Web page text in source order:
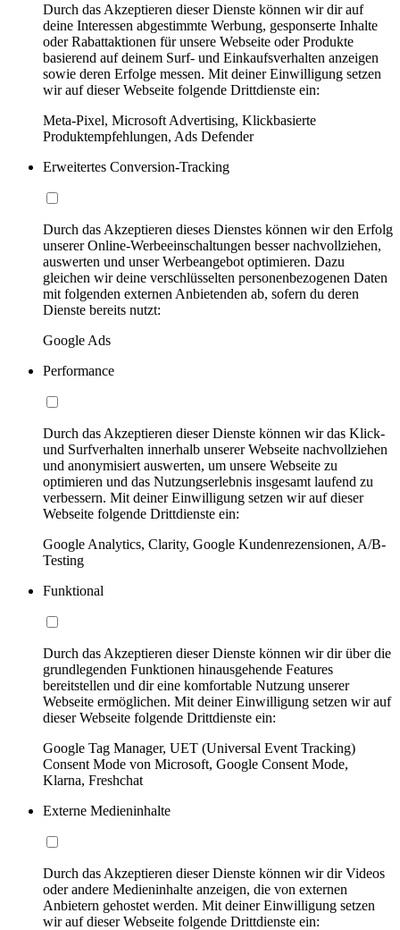
Durch das Akzeptieren dieser Dienste können wir dir auf
deine Interessen abgestimmte Werbung, gesponserte Inhalte
oder Rabattaktionen für unsere Webseite oder Produkte
basierend auf deinem Surf- und Einkaufsverhalten anzeigen
sowie deren Erfolge messen. Mit deiner Einwilligung setzen
wir auf dieser Webseite folgende Drittdienste ein:
Meta-Pixel, Microsoft Advertising, Klickbasierte
Produktempfehlungen, Ads Defender
Erweitertes Conversion-Tracking
Durch das Akzeptieren dieses Dienstes können wir den Erfolg
unserer Online-Werbeeinschaltungen besser nachvollziehen,
auswerten und unser Werbeangebot optimieren. Dazu
gleichen wir deine verschlüsselten personenbezogenen Daten
mit folgenden externen Anbietenden ab, sofern du deren
Dienste bereits nutzt:
Google Ads
Performance
Durch das Akzeptieren dieser Dienste können wir das Klick-
und Surfverhalten innerhalb unserer Webseite nachvollziehen
und anonymisiert auswerten, um unsere Webseite zu
optimieren und das Nutzungserlebnis insgesamt laufend zu
verbessern. Mit deiner Einwilligung setzen wir auf dieser
Webseite folgende Drittdienste ein:
Google Analytics, Clarity, Google Kundenrezensionen, A/B-
Testing
Funktional
Durch das Akzeptieren dieser Dienste können wir dir über die
grundlegenden Funktionen hinausgehende Features
bereitstellen und dir eine komfortable Nutzung unserer
Webseite ermöglichen. Mit deiner Einwilligung setzen wir auf
dieser Webseite folgende Drittdienste ein:
Google Tag Manager, UET (Universal Event Tracking)
Consent Mode von Microsoft, Google Consent Mode,
Klarna, Freshchat
Externe Medieninhalte
Durch das Akzeptieren dieser Dienste können wir dir Videos
oder andere Medieninhalte anzeigen, die von externen
Anbietern gehostet werden. Mit deiner Einwilligung setzen
wir auf dieser Webseite folgende Drittdienste ein: